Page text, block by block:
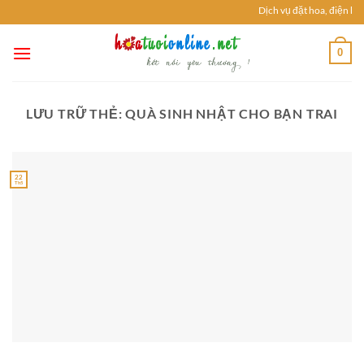
đến
nội
Dịch vụ đặt hoa, điện
0
LƯU TRỮ THẺ:QUÀ SINH NHẬT CHO BẠN TRAI
22
Th5